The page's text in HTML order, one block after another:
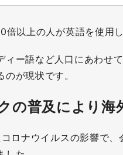
倍以上の人が英語を使用し
ィー語など人口にあわせ
が現状です。
の普及により海
ロナウイルスの影響で